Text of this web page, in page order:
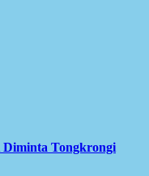
Diminta Tongkrongi